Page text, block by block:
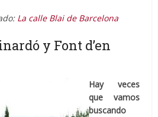
La calle Blai de Barcelona
y Font d’en
Hay veces
que vamos
buscando